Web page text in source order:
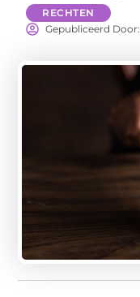
RECHTEN
Gepubliceerd